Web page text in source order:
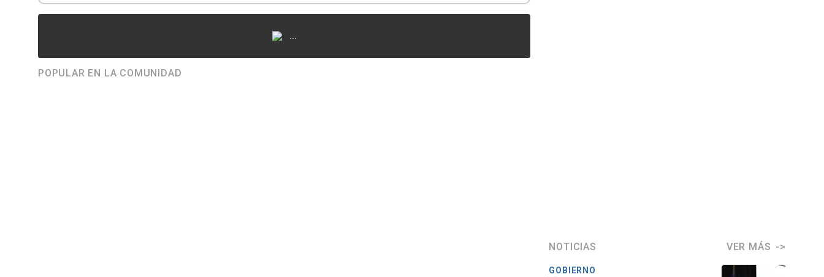
...
POPULAR EN LA COMUNIDAD
NOTICIAS VER MÁS
GOBIERNO